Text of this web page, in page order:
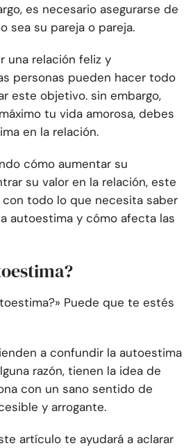
es necesario asegurarse de
sea su pareja o pareja.
una relación feliz y
personas pueden hacer todo
este objetivo. sin embargo,
tu vida amorosa, debes
en la relación.
cómo aumentar su
su valor en la relación, este
todo lo que necesita saber
autoestima y cómo afecta las
Puede que te estés
a confundir la autoestima
razón, tienen la idea de
con un sano sentido de
y arrogante.
artículo te ayudará a aclarar